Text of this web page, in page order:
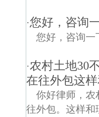
·您好，咨询
您好，咨询一
·农村土地30
在往外包这
你好律师，农
往外包。这样和